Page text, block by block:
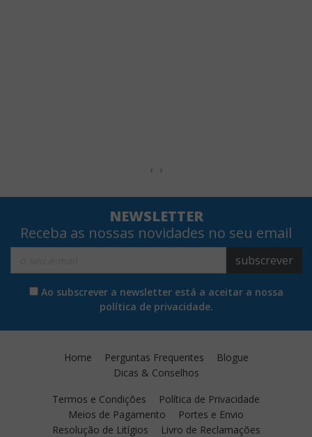
‹ ›
NEWSLETTER
Receba as nossas novidades no seu email
subscrever
Ao subscrever a newsletter está a aceitar a nossa
política de privacidade.
Home Perguntas Frequentes
Blogue
Dicas & Conselhos
Termos e Condições
Política de Privacidade
Meios de Pagamento
Portes e Envio
Resolução de Litígios
Livro de Reclamações